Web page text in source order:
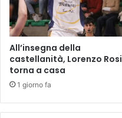
a
l
1
8
a
l
2
d
u
l
t
i
m
o
a
p
All’insegna della
castellanità, Lorenzo Rosi
torna a casa
1 giorno fa